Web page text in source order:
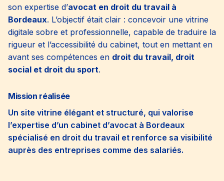
son expertise d’avocat en droit du travail à
Bordeaux. L’objectif était clair : concevoir une vitrine
digitale sobre et professionnelle, capable de traduire la
rigueur et l’accessibilité du cabinet, tout en mettant en
avant ses compétences en droit du travail, droit
social et droit du sport.
Mission réalisée
Un site vitrine élégant et structuré, qui valorise
l’expertise d’un cabinet d’avocat à Bordeaux
spécialisé en droit du travail et renforce sa visibilité
auprès des entreprises comme des salariés.